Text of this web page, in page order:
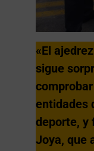
«El
sigue
entidades
deporte, y
Joya, que